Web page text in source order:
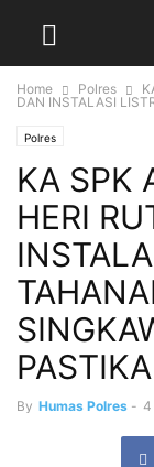
Home Polres
DAN INSTALASI
Polres
KA SPK
HERI
By Humas Polres - 4